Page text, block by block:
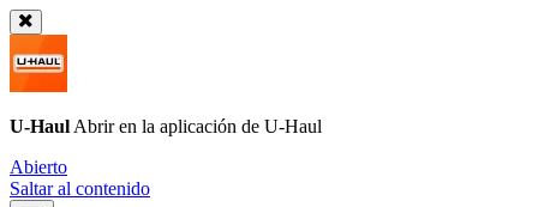
U-Haul Abrir en la aplicación de U-Haul
Abierto
Saltar al contenido